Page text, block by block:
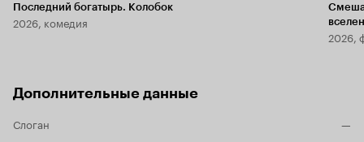
Последний богатырь. Колобок
2026, комедия
2026,
Дополнительные данные
Слоган
—